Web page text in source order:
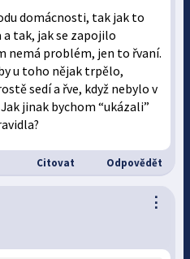
domácnosti, tak jak to
tak, jak se zapojilo
nemá problém, jen to řvaní.
u toho nějak trpělo,
sedí a řve, když nebylo v
jinak bychom “ukázali”
Citovat Odpovědět
⋮